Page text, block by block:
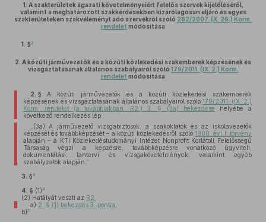
1. A szakterületek ágazati követelményeiért felelős szervek kijelöléséről,
valamint a meghatározott szakkérdésekben kizárólagosan eljáró és egyes
szakterületeken szakvéleményt adó szervekről szóló 282/2007. (X. 26.) Korm.
rendelet módosítása
1. §2
2. A közúti járművezetők és a közúti közlekedési szakemberek képzésének és
vizsgáztatásának általános szabályairól szóló 179/2011. (IX. 2.) Korm.
rendelet módosítása
2. § A közúti járművezetők és a közúti közlekedési szakemberek
képzésének és vizsgáztatásának általános szabályairól szóló 179/2011. (IX. 2.)
Korm. rendelet (a továbbiakban: R2.) 3. § (3a) bekezdése helyébe a
következő rendelkezés lép:
„(3a) A járművezető vizsgabiztosok, a szakoktatók és az iskolavezetők
képzését és továbbképzését – a közúti közlekedésről szóló1988. évi I. törvény
alapján – a KTI Közlekedéstudományi Intézet Nonprofit Korlátolt Felelősségű
Társaság végzi a képzésre, továbbképzésre vonatkozó ügyviteli,
dokumentálási, tantervi és vizsgakövetelmények, valamint egyéb
szabályzatok alapján.”
3. §3
4. § (1)4
(2) Hatályát veszti az R2.
a) 2. § (1) bekezdés 3. pontja
b)5